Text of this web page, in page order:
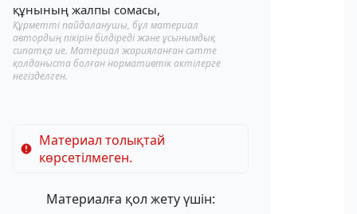
құнының жалпы сомасы,
Құрметті пайдаланушы, бұл материал
автордың пікірін білдіреді және ұсынымдық
сипатқа ие. Материал жарияланған сәтте
қолданыста болған нормативтік актілерге
негізделген.
Материал толықтай
көрсетілмеген.
Материалға қол жету үшін: